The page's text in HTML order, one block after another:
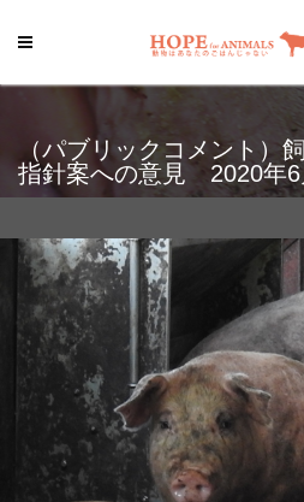
（パブリックコメント）
指針案への意見 2020年6